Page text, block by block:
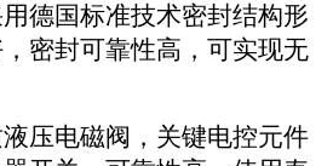
德国标准技术密封结构形
密封可靠性高，可实现无
压电磁阀，关键电控元件